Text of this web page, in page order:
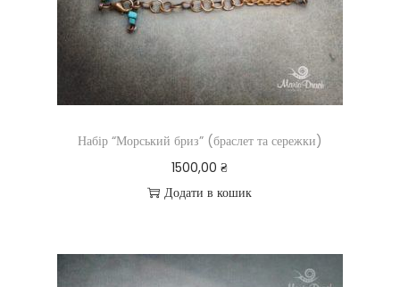
Набір “Морський бриз” (браслет та сережки)
1500,00₴
Додати в кошик